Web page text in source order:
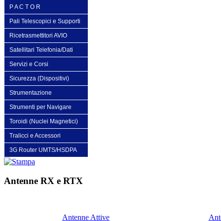
P A C T O R
Pali Telescopici e Supporti
Ricetrasmettitori AVIO
Satellitari Telefonia/Dati
Servizi e Corsi
Sicurezza (Dispositivi)
Strumentazione
Strumenti per Navigare
Toroidi (Nuclei Magnetici)
Tralicci e Accessori
3G Router UMTS/HSDPA
Antenne RX e RTX
Antenne Attive